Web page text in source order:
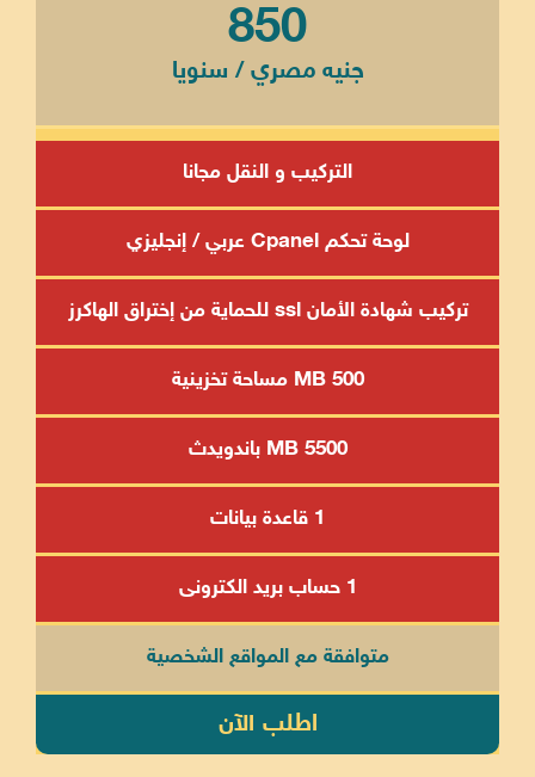
850
جنيه مصري / سنويا
التركيب و النقل مجانا
لوحة تحكم Cpanel عربي / إنجليزي
تركيب شهادة الأمان ssl للحماية من إختراق الهاكرز
500 MB مساحة تخزينية
5500 MB باندويدث
1 قاعدة بيانات
1 حساب بريد الكترونى
متوافقة مع المواقع الشخصية
اطلب الآن